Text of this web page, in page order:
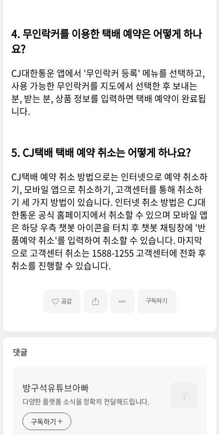
4. 무인락커를 이용한 택배 예약은 어떻게 하나
요?
CJ대한통운 앱에서 '무인락커 등록' 메뉴를 선택하고,
사용 가능한 무인락커를 지도에서 선택한 후 보내는
분, 받는 분, 상품 정보를 입력하면 택배 예약이 완료됩
니다.
5. CJ택배 택배 예약 취소는 어떻게 하나요?
CJ택배 예약 취소 방법으로는 인터넷으로 예약 취소하
기, 모바일 앱으로 취소하기, 고객센터를 통해 취소하
기 세 가지 방법이 있습니다. 인터넷 취소 방법은 CJ대
한통운 공식 홈페이지에서 취소할 수 있으며 모바일 앱
은 하당 우측 챗봇 아이콘을 터치 후 챗봇 채팅창에 '반
품예약 취소'를 입력하여 취소할 수 있습니다. 마지막
으로 고객센터 취소는 1588-1255 고객센터에 전화 후
취소를 진행할 수 있습니다.
공감 구독하기
댓글
방구석유튜브아빠
다양한 플랫폼 소식을 정확히 전달해드립니다.
구독하기